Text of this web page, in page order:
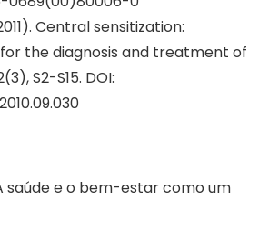
Central sensitization:
the diagnosis and treatment of
S2-S15. DOI:
saúde e o bem-estar como um